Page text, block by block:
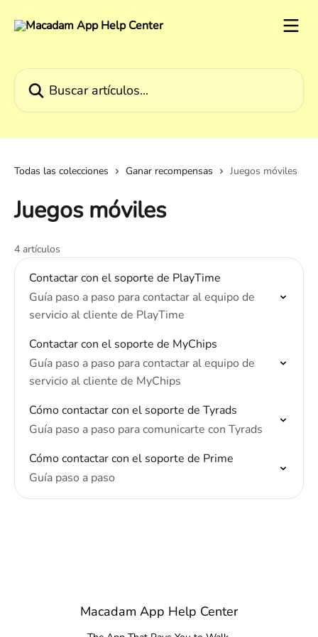
Todas las colecciones Ganar recompensas Juegos móviles
Juegos móviles
4 artículos
Contactar con el soporte de PlayTime
Guía paso a paso para contactar al equipo de
servicio al cliente de PlayTime
Contactar con el soporte de MyChips
Guía paso a paso para contactar al equipo de
servicio al cliente de MyChips
Cómo contactar con el soporte de Tyrads
Guía paso a paso para comunicarte con Tyrads
Cómo contactar con el soporte de Prime
Guía paso a paso
Macadam App Help Center